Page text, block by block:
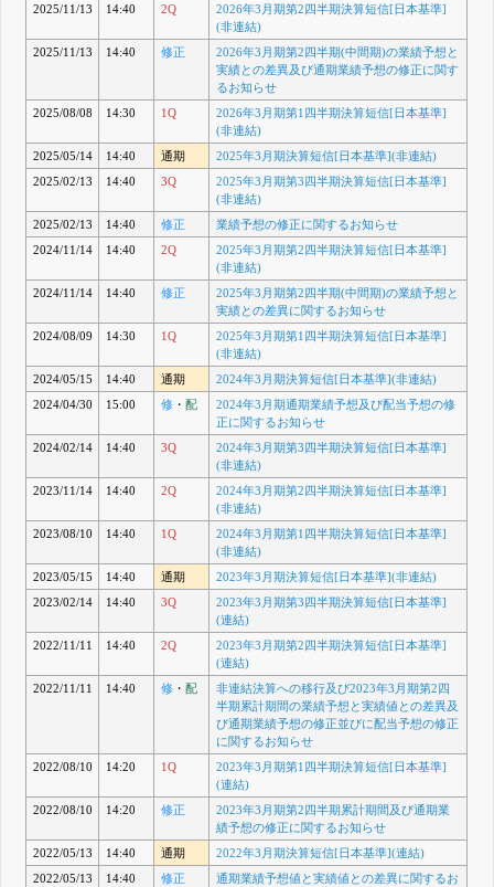
2025/11/13
14:40 2Q
2026年3月期第2四半期決算短信[日本基準]
(非連結)
2025/11/13
14:40 修正
2026年3月期第2四半期(中間期)の業績予想と
実績との差異及び通期業績予想の修正に関す
るお知らせ
2025/08/08
14:30 1Q
2026年3月期第1四半期決算短信[日本基準]
(非連結)
2025/05/14
14:40 通期
2025年3月期決算短信[日本基準](非連結)
2025/02/13
14:40 3Q
2025年3月期第3四半期決算短信[日本基準]
(非連結)
2025/02/13
14:40 修正
業績予想の修正に関するお知らせ
2024/11/14
14:40 2Q
2025年3月期第2四半期決算短信[日本基準]
(非連結)
2024/11/14
14:40 修正
2025年3月期第2四半期(中間期)の業績予想と
実績との差異に関するお知らせ
2024/08/09
14:30 1Q
2025年3月期第1四半期決算短信[日本基準]
(非連結)
2024/05/15
14:40 通期
2024年3月期決算短信[日本基準](非連結)
2024/04/30
15:00 修・ 配
2024年3月期通期業績予想及び配当予想の修
正に関するお知らせ
2024/02/14
14:40 3Q
2024年3月期第3四半期決算短信[日本基準]
(非連結)
2023/11/14
14:40 2Q
2024年3月期第2四半期決算短信[日本基準]
(非連結)
2023/08/10
14:40 1Q
2024年3月期第1四半期決算短信[日本基準]
(非連結)
2023/05/15
14:40 通期
2023年3月期決算短信[日本基準](非連結)
2023/02/14
14:40 3Q
2023年3月期第3四半期決算短信[日本基準]
(連結)
2022/11/11
14:40 2Q
2023年3月期第2四半期決算短信[日本基準]
(連結)
2022/11/11
14:40 修・ 配
非連結決算への移行及び2023年3月期第2四
半期累計期間の業績予想と実績値との差異及
び通期業績予想の修正並びに配当予想の修正
に関するお知らせ
2022/08/10
14:20 1Q
2023年3月期第1四半期決算短信[日本基準]
(連結)
2022/08/10
14:20 修正
2023年3月期第2四半期累計期間及び通期業
績予想の修正に関するお知らせ
2022/05/13
14:40 通期
2022年3月期決算短信[日本基準](連結)
2022/05/13
14:40 修正
通期業績予想値と実績値との差異に関するお